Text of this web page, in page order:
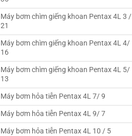
Máy bơm chìm giếng khoan Pentax 4L 3 /
21
Máy bơm chìm giếng khoan Pentax 4L 4/
16
Máy bơm chìm giếng khoan Pentax 4L 5/
13
Máy bơm hỏa tiễn Pentax 4L 7/ 9
Máy bơm hỏa tiễn Pentax 4L 9/ 7
Máy bơm hỏa tiễn Pentax 4L 10 / 5